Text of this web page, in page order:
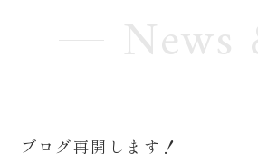
News
ブログ再開します！